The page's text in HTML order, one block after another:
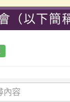
以下簡